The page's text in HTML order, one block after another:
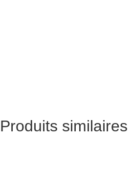
Produits similaires